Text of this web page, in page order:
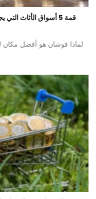
قمة 5 أسواق الأثاث
لماذا فوشان هو أفضل مكان